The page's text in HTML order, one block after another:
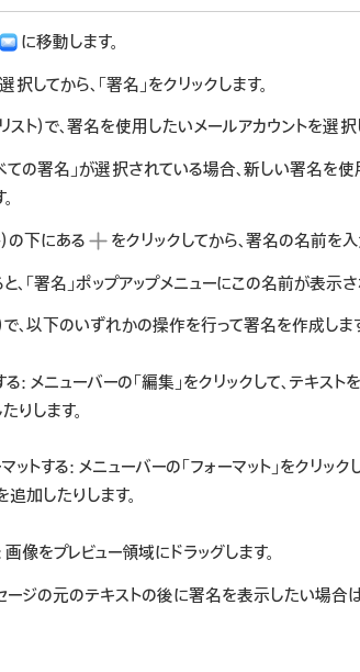
に移動します。
択してから、「署名」をクリックします。
スト）で、署名を使用したいメールアカウントを選択
の署名」が選択されている場合、新しい署名を使
の下にある
をクリックしてから、署名の名前を入
、「署名」ポップアップメニューにこの名前が表示さ
で、以下のいずれかの操作を行って署名を作成しま
る: メニューバーの「編集」をクリックして、テキス
りします。
ットする: メニューバーの「フォーマット」をクリッ
追加したりします。
画像をプレビュー領域にドラッグします。
ジの元のテキストの後に署名を表示したい場合